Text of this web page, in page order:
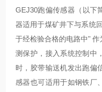
GEJ30跑偏传感器（以下
器适用于煤矿井下与系统
于经检验合格的电路中" 作
测保护，接入系统控制中
时，胶带输送机发出跑偏
感器也可适用于如钢铁厂